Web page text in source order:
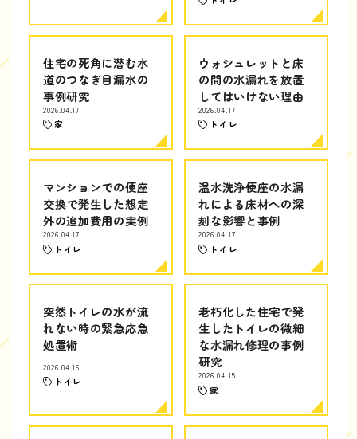
住宅の死角に潜む水
道のつなぎ目漏水の
事例研究
2026.04.17
家
ウォシュレットと床
の間の水漏れを放置
してはいけない理由
2026.04.17
トイレ
マンションでの便座
交換で発生した想定
外の追加費用の実例
2026.04.17
トイレ
温水洗浄便座の水漏
れによる床材への深
刻な影響と事例
2026.04.17
トイレ
突然トイレの水が流
れない時の緊急応急
処置術
2026.04.16
トイレ
老朽化した住宅で発
生したトイレの微細
な水漏れ修理の事例
研究
2026.04.15
家